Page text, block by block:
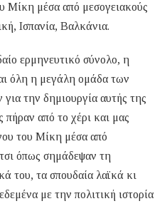
Μίκη μέσα από μεσογειακούς
Ισπανία, Βαλκάνια.
ερμηνευτικό σύνολο, η
όλη η μεγάλη ομάδα των
την δημιουργία αυτής της
από το χέρι και μας
του Μίκη μέσα από
όπως σημάδεψαν τη
του, τα σπουδαία λαϊκά κι
με την πολιτική ιστορία